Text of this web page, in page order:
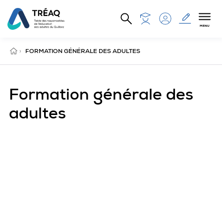
Aller au contenu principal
MENU
ACCUEIL
› FORMATION GÉNÉRALE DES ADULTES
Formation générale des
adultes